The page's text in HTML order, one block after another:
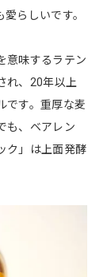
らしいです。
意味するラテン
れ、20年以上
です。重厚な麦
も、ベアレン
ク」は上面発酵